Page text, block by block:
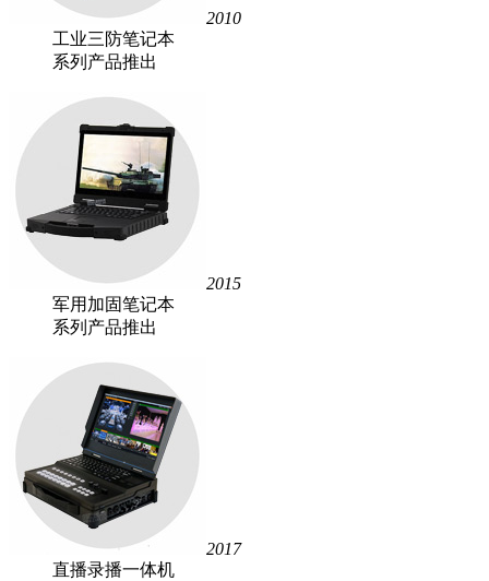
2010
工业三防笔记本
系列产品推出
2015
军用加固笔记本
系列产品推出
2017
直播录播一体机